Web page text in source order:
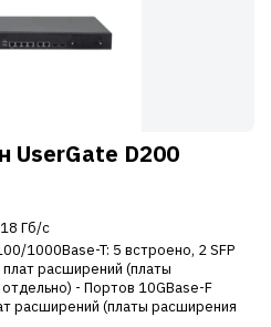
UserGate D200
Гб/c
1000Base-T: 5 встроено, 2 SFP
расширений (платы
- Портов 10GBase-F
расширений (платы расширения